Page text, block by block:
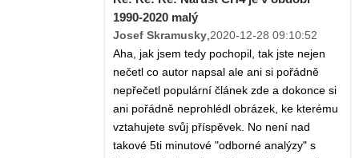
1990-2020 malý
Josef Skramusky 2020-12-28 09:10:52
Aha, jak jsem tedy pochopil, tak jste nejen
nečetl co autor napsal ale ani si pořádně
nepřečetl populární článek zde a dokonce si
ani pořádně neprohlédl obrázek, ke kterému
vztahujete svůj příspěvek. No není nad
takové 5ti minutové "odborné analýzy" s